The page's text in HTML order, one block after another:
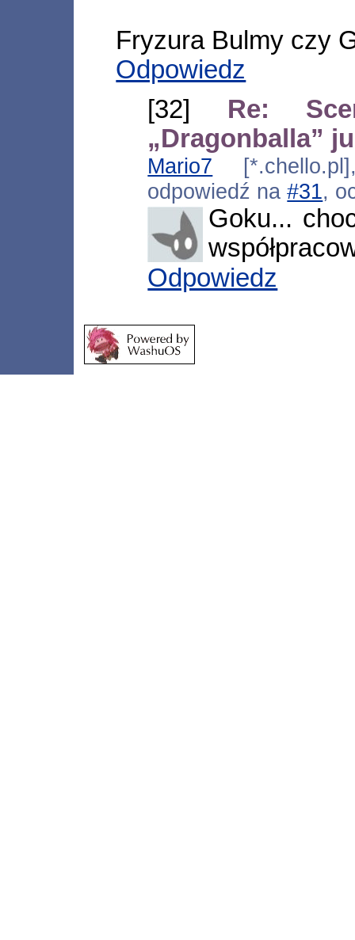
Fryzura Bulmy czy
Odpowiedz
[32] Re:
„Dragonballa”
Mario7
odpowiedź na#31,
Goku...
Odpowiedz